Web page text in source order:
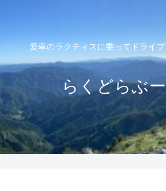
愛車のラクティスに乗ってドライ
らくどらぶ